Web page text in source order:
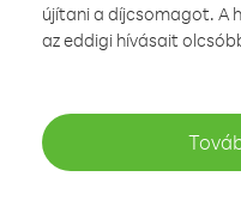
újítani a díjcsomagot. A
az eddigi hívásait